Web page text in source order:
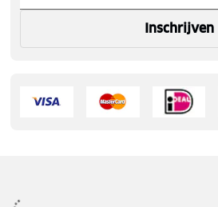
Inschrijven